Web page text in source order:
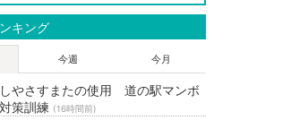
キング
今週 今月
やさすまたの使用 道の駅マンボ
策訓練 (16時間前)